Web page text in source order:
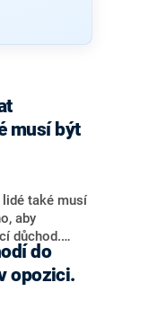
musí být
také musí
aby
důchod.
Naše
Prima NEWS.
do
opozici.